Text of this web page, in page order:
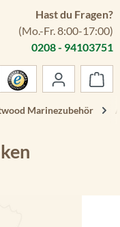
Hast du Fragen?
(Mo.-Fr. 8:00-17:00)
0208 - 94103751
Marinezubehör